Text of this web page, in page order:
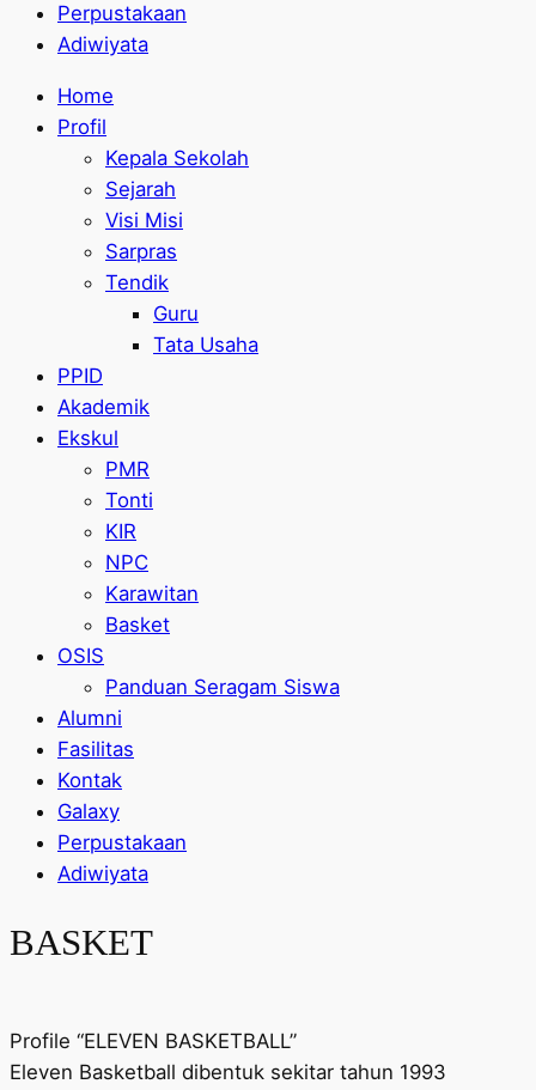
Perpustakaan
Adiwiyata
Home
Profil
Kepala Sekolah
Sejarah
Visi Misi
Sarpras
Tendik
Guru
Tata Usaha
PPID
Akademik
Ekskul
PMR
Tonti
KIR
NPC
Karawitan
Basket
OSIS
Panduan Seragam Siswa
Alumni
Fasilitas
Kontak
Galaxy
Perpustakaan
Adiwiyata
BASKET
Profile “ELEVEN BASKETBALL”
Eleven Basketball dibentuk sekitar tahun 1993